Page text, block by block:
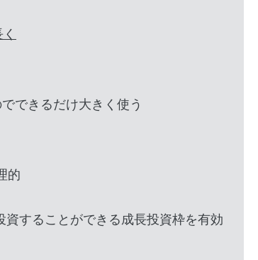
できるだけ大きく使う
的
資することができる成長投資枠を有効